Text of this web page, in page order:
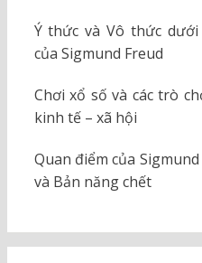
Ý thức và Vô thức
của Sigmund Freud
Chơi xổ số và các trò
kinh tế – xã hội
Quan điểm của
và Bản năng chết